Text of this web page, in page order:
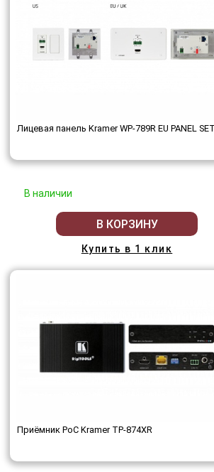
Лицевая панель Kramer WP-789R EU PANEL SET
В наличии
В КОРЗИНУ
Купить в 1 клик
Приёмник PoC Kramer TP-874XR